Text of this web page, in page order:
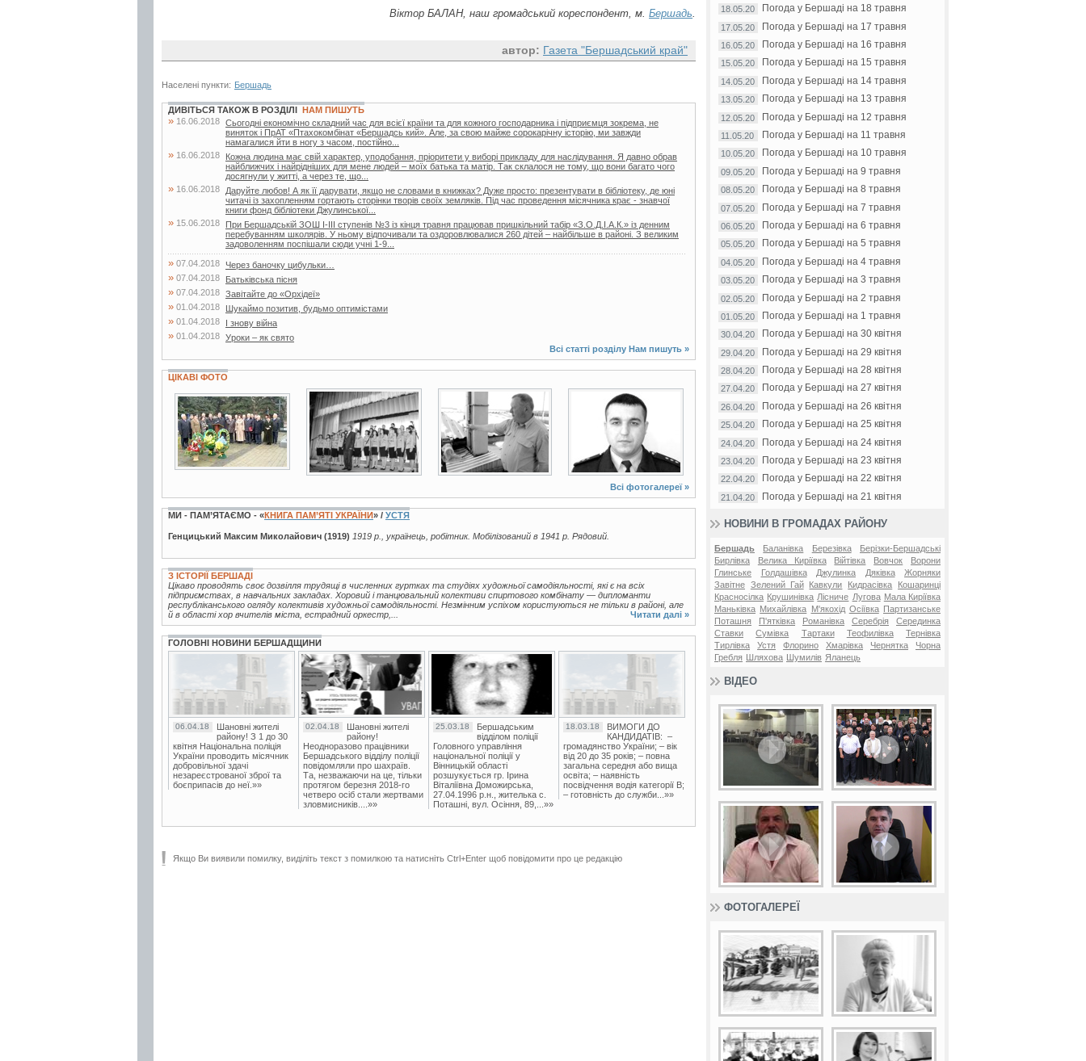
Віктор БАЛАН, наш громадський кореспондент, м. Бершадь.
автор: Газета "Бершадський край"
Населені пункти: Бершадь
ДИВІТЬСЯ ТАКОЖ В РОЗДІЛІ НАМ ПИШУТЬ
» 16.06.2018 Сьогодні економічно складний час для всієї країни та для кожного господарника і підприємця зокрема, не
виняток і ПрАТ «Птахокомбінат «Бершадсь кий». Але, за свою майже сорокарічну історію, ми завжди
намагалися йти в ногу з часом, постійно...
» 16.06.2018
Кожна людина має свій характер, уподобання, пріоритети у виборі прикладу для наслідування. Я давно обрав
найближчих і найрідніших для мене людей – моїх батька та матір. Так склалося не тому, що вони багато чого
досягнули у житті, а через те, що...
» 16.06.2018
Даруйте любов! А як її дарувати, якщо не словами в книжках? Дуже просто: презентувати в бібліотеку, де юні
читачі із захопленням гортають сторінки творів своїх земляків. Під час проведення місячника крає - знавчої
книги фонд бібліотеки Джулинської...
» 15.06.2018
При Бершадській ЗОШ І-ІІІ ступенів №3 із кінця травня працював пришкільний табір «З.О.Д.І.А.К.» із денним
перебуванням школярів. У ньому відпочивали та оздоровлювалися 260 дітей – найбільше в районі. З великим
задоволенням поспішали сюди учні 1-9...
» 07.04.2018 Через баночку цибульки…
» 07.04.2018 Батьківська пісня
» 07.04.2018 Завітайте до «Орхідеї»
» 01.04.2018 Шукаймо позитив, будьмо оптимістами
» 01.04.2018 І знову війна
» 01.04.2018 Уроки – як свято
Всі статті розділу Нам пишуть »
ЦІКАВІ ФОТО
13 фото 2 фото 6 фото
Всі фотогалереї »
МИ - ПАМ’ЯТАЄМО - «КНИГА ПАМ’ЯТІ УКРАЇНИ» / УСТЯ
Генцицький Максим Миколайович (1919) 1919 р., українець, робітник. Мобілізований в 1941 р. Рядовий.
З ІСТОРІЇ БЕРШАДІ
Цікаво проводять своє дозвілля трудящі в численних гуртках та студіях художньої самодіяльності, які є на всіх
підприємствах, в навчальних закладах. Хоровий і танцювальний колективи спиртового комбінату — дипломанти
республіканського огляду колективів художньої самодіяльності. Незмінним успіхом користуються не тільки в районі, але
й в області хор вчителів міста, естрадний оркестр,...
Читати далі »
ГОЛОВНІ НОВИНИ БЕРШАДЩИНИ
06.04.18
Шановні жителі
району! З 1 до 30
квітня Національна поліція
України проводить місячник
добровільної здачі
незареєстрованої зброї та
боєприпасів до неї.»»
02.04.18
Шановні жителі
району!
Неодноразово працівники
Бершадського відділу поліції
повідомляли про шахраїв.
Та, незважаючи на це, тільки
протягом березня 2018-го
четверо осіб стали жертвами
зловмисників....»»
25.03.18
Бершадським
відділом поліції
Головного управління
національної поліції у
Вінницькій області
розшукується гр. Ірина
Віталіївна Доможирська,
27.04.1996 р.н., жителька с.
Поташні, вул. Осіння, 89,...»»
18.03.18
ВИМОГИ ДО
КАНДИДАТІВ: –
громадянство України; – вік
від 20 до 35 років; – повна
загальна середня або вища
освіта; – наявність
посвідчення водія категорії В;
– готовність до служби...»»
Якщо Ви виявили помилку, виділіть текст з помилкою та натисніть Ctrl+Enter щоб повідомити про це редакцію
18.05.20 Погода у Бершаді на 18 травня
17.05.20 Погода у Бершаді на 17 травня
16.05.20 Погода у Бершаді на 16 травня
15.05.20 Погода у Бершаді на 15 травня
14.05.20 Погода у Бершаді на 14 травня
13.05.20 Погода у Бершаді на 13 травня
12.05.20 Погода у Бершаді на 12 травня
11.05.20 Погода у Бершаді на 11 травня
10.05.20 Погода у Бершаді на 10 травня
09.05.20 Погода у Бершаді на 9 травня
08.05.20 Погода у Бершаді на 8 травня
07.05.20 Погода у Бершаді на 7 травня
06.05.20 Погода у Бершаді на 6 травня
05.05.20 Погода у Бершаді на 5 травня
04.05.20 Погода у Бершаді на 4 травня
03.05.20 Погода у Бершаді на 3 травня
02.05.20 Погода у Бершаді на 2 травня
01.05.20 Погода у Бершаді на 1 травня
30.04.20 Погода у Бершаді на 30 квітня
29.04.20 Погода у Бершаді на 29 квітня
28.04.20 Погода у Бершаді на 28 квітня
27.04.20 Погода у Бершаді на 27 квітня
26.04.20 Погода у Бершаді на 26 квітня
25.04.20 Погода у Бершаді на 25 квітня
24.04.20 Погода у Бершаді на 24 квітня
23.04.20 Погода у Бершаді на 23 квітня
22.04.20 Погода у Бершаді на 22 квітня
21.04.20 Погода у Бершаді на 21 квітня
НОВИНИ В ГРОМАДАХ РАЙОНУ
Бершадь Баланівка Березівка
Берізки-Бершадські
Бирлівка
Велика Киріївка Війтівка Вовчок
Ворони
Глинське
Голдашівка Джулинка Дяківка
Жорняки
Завітне Зелений Гай Кавкули Кидрасівка
Кошаринці
Красносілка Крушинівка Лісниче Лугова Мала Киріївка
Маньківка Михайлівка М'якохід Осіївка
Партизанське
Поташня
П'ятківка Романівка Серебрія
Серединка
Ставки
Сумівка Тартаки Теофилівка
Тернівка
Тирлівка
Устя Флорино Хмарівка Чернятка
Чорна
Гребля
Шляхова Шумилів Яланець
ВІДЕО
ФОТОГАЛЕРЕЇ